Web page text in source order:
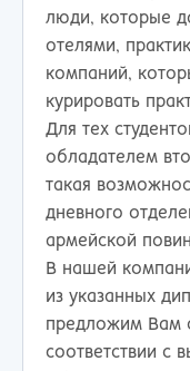
люди, которые
отелями,
компаний,
курировать
Для тех
обладателем
такая
дневного
армейской
В нашей
из указанных
предложим Вам
соответствии с